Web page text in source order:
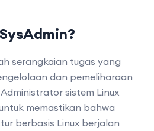
serangkaian tugas yang
dan pemeliharaan
sistem Linux
memastikan bahwa
berbasis Linux berjalan